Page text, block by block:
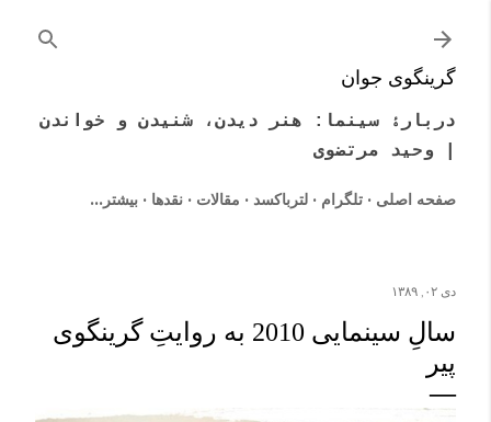
گرینگوی جوان
دربارۀ سینما: هنر دیدن، شنیدن و خواندن
| وحید مرتضوی
صفحه اصلی تلگرام لترباکسد مقالات نقدها ‏بیشتر…
دی ۰۲, ۱۳۸۹
سالِ سینمایی 2010 به روایتِ گرینگوی
پیر